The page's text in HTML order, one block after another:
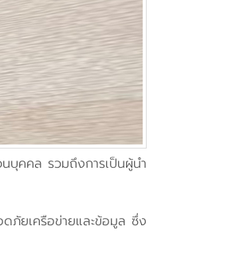
บุคคล รวมถึงการเป็นผู้นำ
ภัยเครือข่ายและข้อมูล ซึ่ง